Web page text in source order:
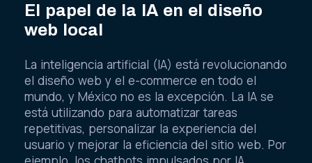
El papel de la IA en el diseño
web local
La inteligencia artificial (IA) está revolucionando
el diseño web y el e-commerce en todo el
mundo, y México no es la excepción. La IA se
está utilizando para automatizar tareas
repetitivas, personalizar la experiencia del
usuario y mejorar la eficiencia del sitio web. Por